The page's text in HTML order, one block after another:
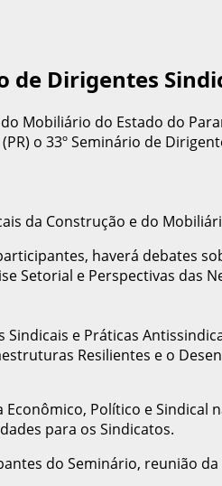
de Dirigentes
do Estado do
o 33º Seminário de
haverá debates
Setorial e Perspectivas das
e Práticas
Resilientes e o
Político e Sindical
para os Sindicatos.
do Seminário, reunião